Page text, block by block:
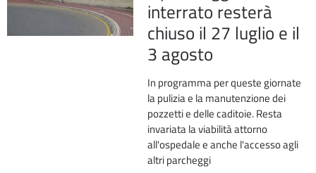
interrato resterà
chiuso il 27 luglio e il
3 agosto
In programma per queste giornate
la pulizia e la manutenzione dei
pozzetti e delle caditoie. Resta
invariata la viabilità attorno
all'ospedale e anche l'accesso agli
altri parcheggi